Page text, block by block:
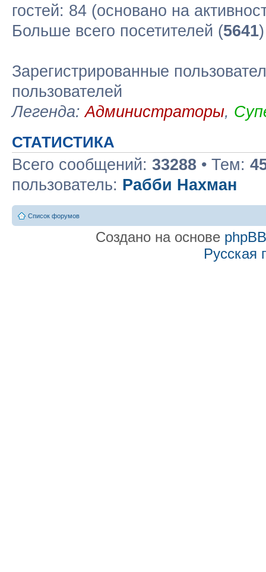
гостей: 84 (основано на
Больше всего посетителей (5641
Зарегистрированные
пользователей
Легенда:Администраторы,
СТАТИСТИКА
Всего сообщений: 33288 • Тем:
пользователь: Рабби Нахман
Список форумов
Создано на основе phpBB
Русская